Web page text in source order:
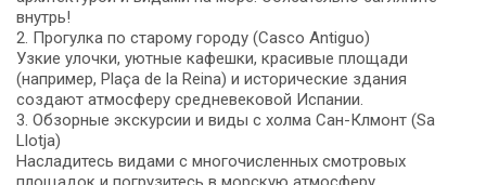
внутрь!
2. Прогулка по старому городу (Casco Antiguo)
Узкие улочки, уютные кафешки, красивые площади
(например, Plaça de la Reina) и исторические здания
создают атмосферу средневековой Испании.
3. Обзорные экскурсии и виды с холма Сан-Клмонт (Sa
Llotja)
Насладитесь видами с многочисленных смотровых